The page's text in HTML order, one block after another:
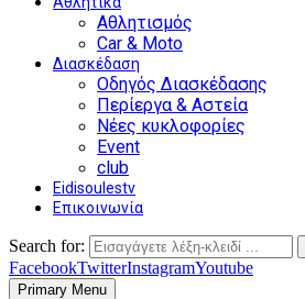
Αθλητισμός
Car & Moto
Διασκέδαση
Οδηγός Διασκέδασης
Περίεργα & Αστεία
Νέες κυκλοφορίες
Event
club
Eidisoulestv
Επικοινωνία
Search for:
FacebookTwitterInstagramYoutube
Primary Menu